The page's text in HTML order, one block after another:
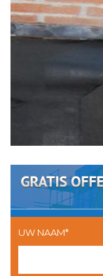
UW NAAM*